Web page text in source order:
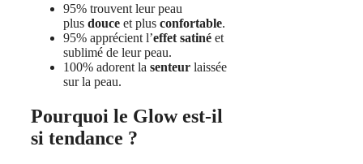
95% trouvent leur peau
plus douce et plus confortable.
95% apprécient l’effet satiné et
sublimé de leur peau.
100% adorent la senteur laissée
sur la peau.
Pourquoi le Glow est-il
si tendance ?